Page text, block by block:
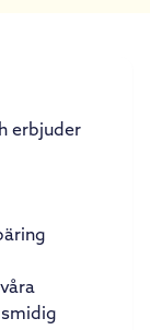
erbjuder